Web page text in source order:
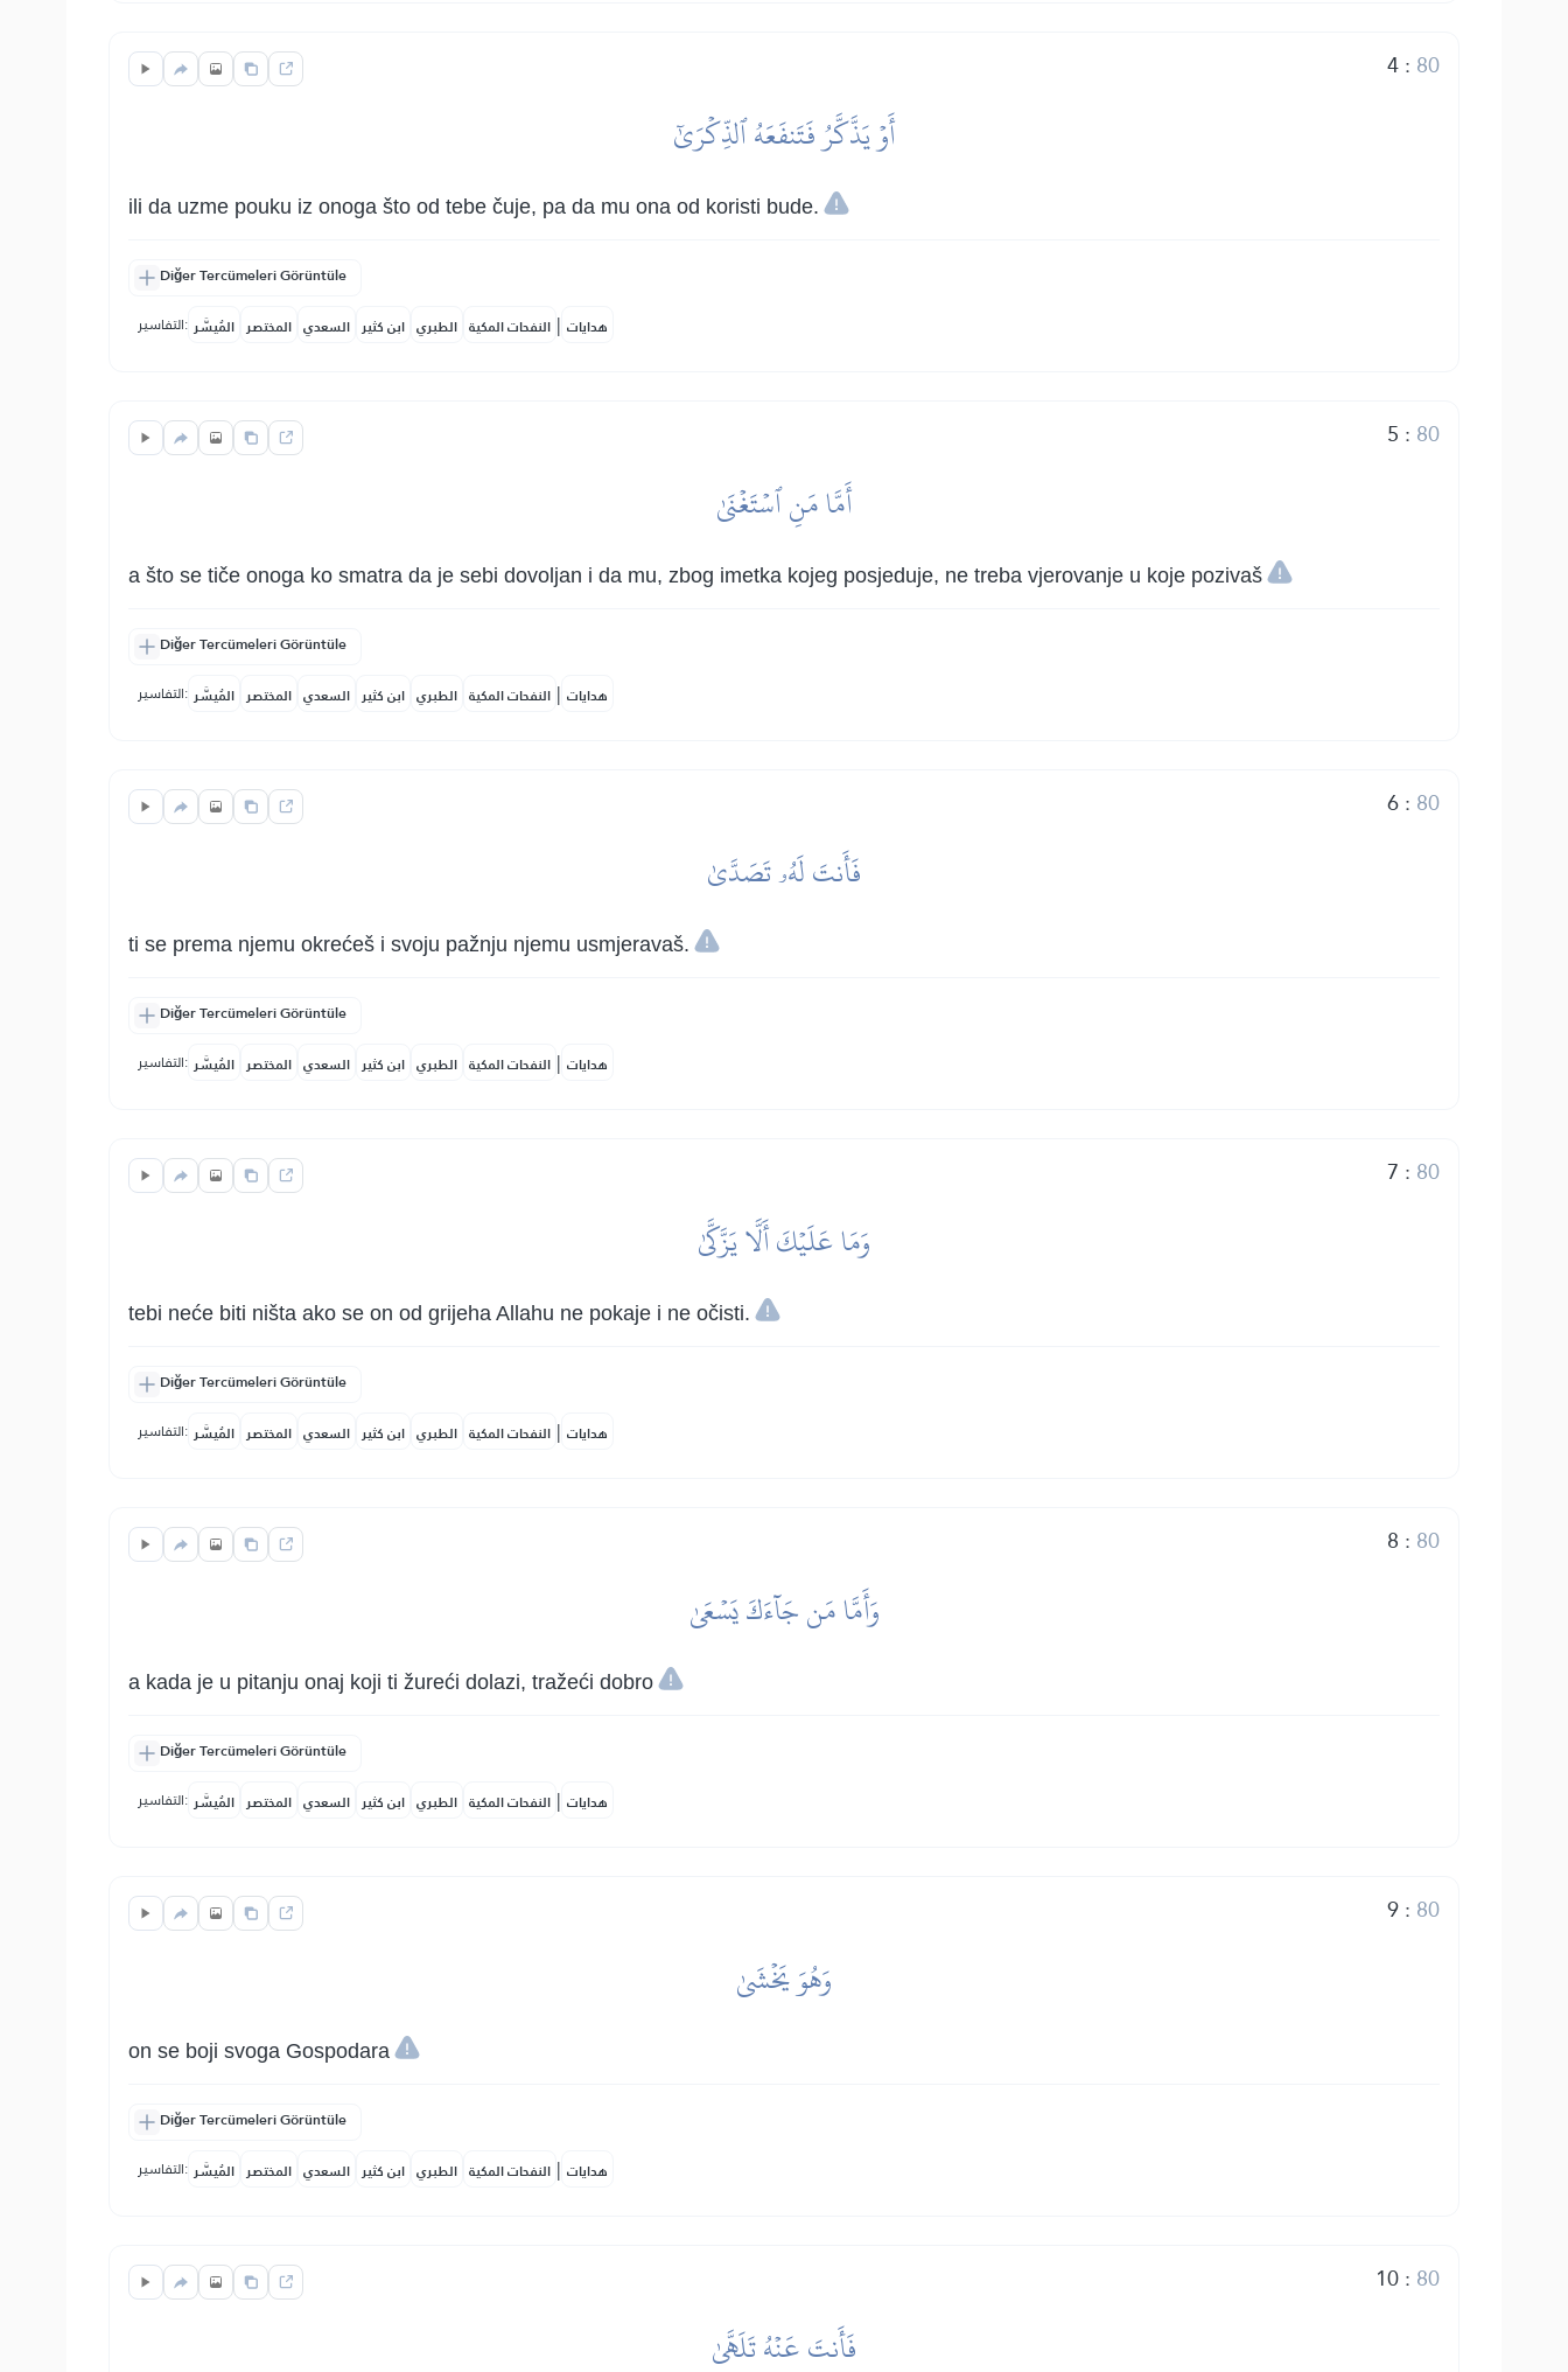
4: 80
أَوۡ يَذَّكَّرُ فَتَنفَعَهُ ٱلذِّكۡرَىٰٓ
ili da uzme pouku iz onoga što od tebe čuje, pa da mu ona od koristi bude.
Diğer Tercümeleri Görüntüle
التفاسير: المُيسَّر المختصر السعدي ابن كثير الطبري النفحات المكية | هدايات
5 : 80
أَمَّا مَنِ ٱسۡتَغۡنَىٰ
a što se tiče onoga ko smatra da je sebi dovoljan i da mu, zbog imetka kojeg posjeduje, ne treba vjerovanje u koje pozivaš
Diğer Tercümeleri Görüntüle
التفاسير: المُيسَّر المختصر السعدي ابن كثير الطبري النفحات المكية | هدايات
6: 80
فَأَنتَ لَهُۥ تَصَدَّىٰ
ti se prema njemu okrećeš i svoju pažnju njemu usmjeravaš.
Diğer Tercümeleri Görüntüle
التفاسير: المُيسَّر المختصر السعدي ابن كثير الطبري النفحات المكية | هدايات
7 : 80
وَمَا عَلَيۡكَ أَلَّا يَزَّكَّىٰ
tebi neće biti ništa ako se on od grijeha Allahu ne pokaje i ne očisti.
Diğer Tercümeleri Görüntüle
التفاسير: المُيسَّر المختصر السعدي ابن كثير الطبري النفحات المكية | هدايات
8 : 80
وَأَمَّا مَن جَآءَكَ يَسۡعَىٰ
a kada je u pitanju onaj koji ti žureći dolazi, tražeći dobro
Diğer Tercümeleri Görüntüle
التفاسير: المُيسَّر المختصر السعدي ابن كثير الطبري النفحات المكية | هدايات
9: 80
وَهُوَ يَخۡشَىٰ
on se boji svoga Gospodara
Diğer Tercümeleri Görüntüle
التفاسير: المُيسَّر المختصر السعدي ابن كثير الطبري النفحات المكية | هدايات
10: 80
فَأَنتَ عَنۡهُ تَلَهَّىٰ